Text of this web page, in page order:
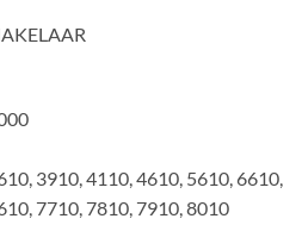
3910, 4110, 4610, 5610, 6610,
7710, 7810, 7910, 8010